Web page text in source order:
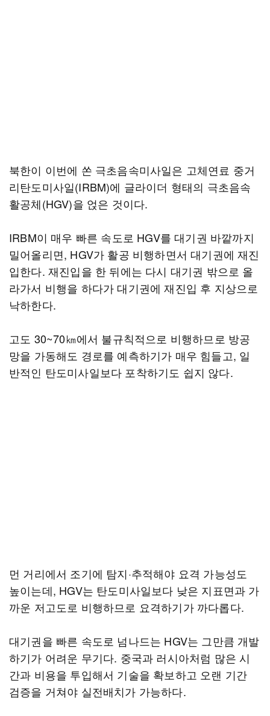
북한이 이번에 쏜 극초음속미사일은 고체연료 중거
리탄도미사일(IRBM)에 글라이더 형태의 극초음속
활공체(HGV)을 얹은 것이다.
IRBM이 매우 빠른 속도로 HGV를 대기권 바깥까지
밀어올리면, HGV가 활공 비행하면서 대기권에 재진
입한다. 재진입을 한 뒤에는 다시 대기권 밖으로 올
라가서 비행을 하다가 대기권에 재진입 후 지상으로
낙하한다.
고도 30~70㎞에서 불규칙적으로 비행하므로 방공
망을 가동해도 경로를 예측하기가 매우 힘들고, 일
반적인 탄도미사일보다 포착하기도 쉽지 않다.
먼 거리에서 조기에 탐지·추적해야 요격 가능성도
높이는데, HGV는 탄도미사일보다 낮은 지표면과 가
까운 저고도로 비행하므로 요격하기가 까다롭다.
대기권을 빠른 속도로 넘나드는 HGV는 그만큼 개발
하기가 어려운 무기다. 중국과 러시아처럼 많은 시
간과 비용을 투입해서 기술을 확보하고 오랜 기간
검증을 거쳐야 실전배치가 가능하다.